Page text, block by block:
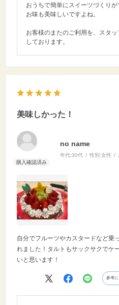
おうちで簡単にスイーツづくりが
お味も美味しいですよね。
お客様のまたのご利用を、スタ
しております。
美味しかった！
no name
年代:30代 性別:女性
自分でフルーツやカスタードなど乗
れました！タルトもサックサクでケ
いと思います！
参考に